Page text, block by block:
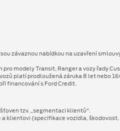
závaznou nabídkou na uzavření
modely Transit, Ranger a vozy řady
platí prodloužená záruka 8 let nebo
financování s Ford Credit.
tzv. „segmentaci klientů“.
klientovi (specifikace vozidla, škodovost,